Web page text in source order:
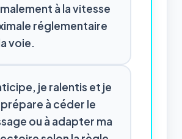
à la vitesse
réglementaire
voie.
je ralentis et je
à céder le
ou à adapter ma